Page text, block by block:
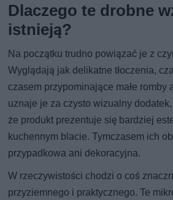
Dlaczego te drobne
istnieją?
Na początku trudno powiązać je z
Wyglądają jak delikatne tłoczenia,
czasem przypominające małe romby
uznaje je za czysto wizualny
że produkt prezentuje się bardziej
kuchennym blacie. Tymczasem ich
przypadkowa ani dekoracyjna.
W rzeczywistości chodzi o coś
przyziemnego i praktycznego. Te